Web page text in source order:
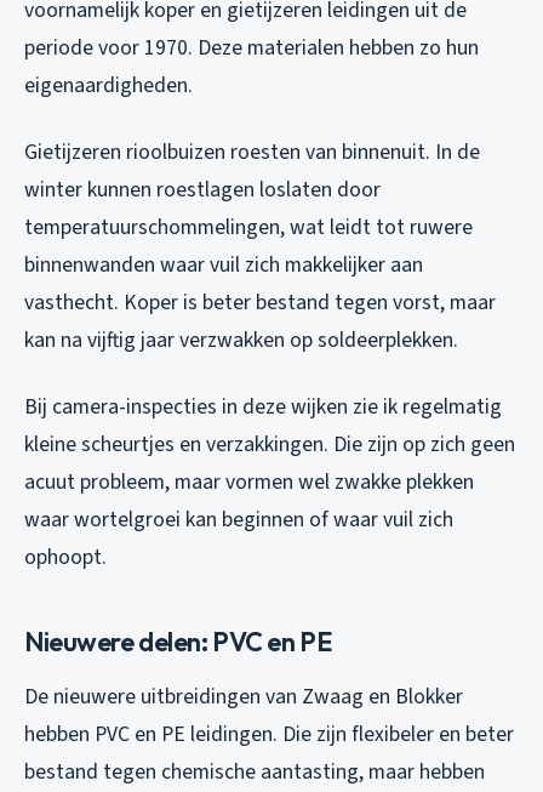
voornamelijk koper en gietijzeren leidingen uit de
periode voor 1970. Deze materialen hebben zo hun
eigenaardigheden.
Gietijzeren rioolbuizen roesten van binnenuit. In de
winter kunnen roestlagen loslaten door
temperatuurschommelingen, wat leidt tot ruwere
binnenwanden waar vuil zich makkelijker aan
vasthecht. Koper is beter bestand tegen vorst, maar
kan na vijftig jaar verzwakken op soldeerplekken.
Bij camera-inspecties in deze wijken zie ik regelmatig
kleine scheurtjes en verzakkingen. Die zijn op zich geen
acuut probleem, maar vormen wel zwakke plekken
waar wortelgroei kan beginnen of waar vuil zich
ophoopt.
Nieuwere delen: PVC en PE
De nieuwere uitbreidingen van Zwaag en Blokker
hebben PVC en PE leidingen. Die zijn flexibeler en beter
bestand tegen chemische aantasting, maar hebben